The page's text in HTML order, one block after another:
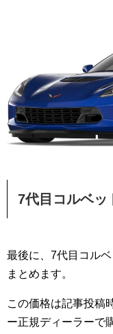
7代目コルベッ
最後に、7代目コル
まとめます。
この価格は記事投稿
ー正規ディーラーで